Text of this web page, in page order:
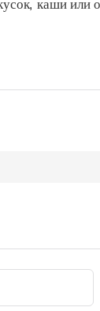
каши или